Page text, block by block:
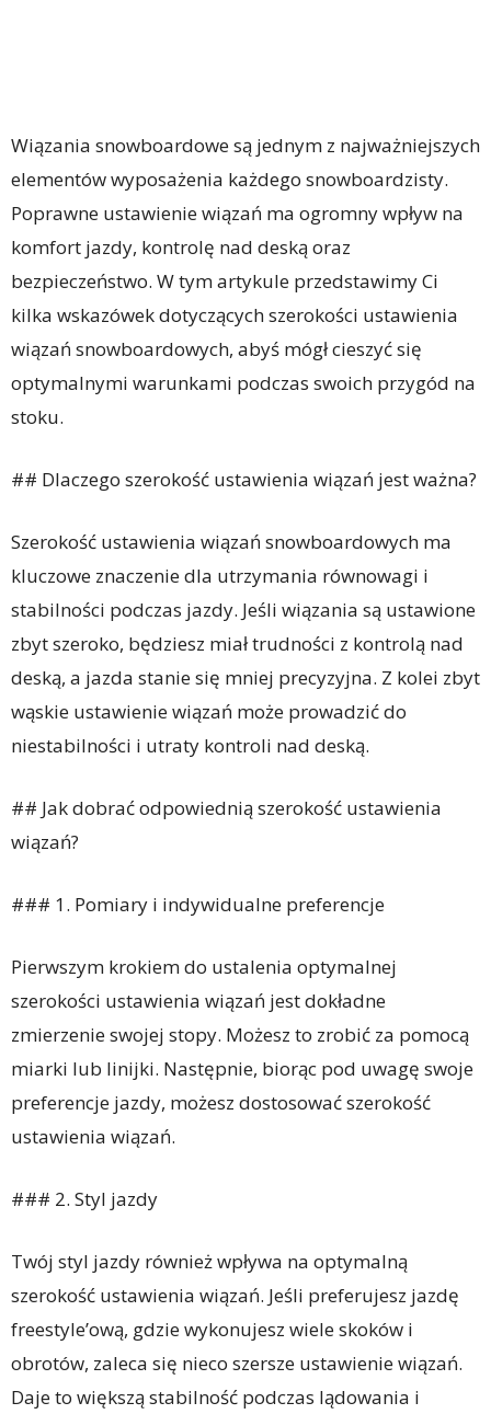
Wiązania snowboardowe są jednym z najważniejszych
elementów wyposażenia każdego snowboardzisty.
Poprawne ustawienie wiązań ma ogromny wpływ na
komfort jazdy, kontrolę nad deską oraz
bezpieczeństwo. W tym artykule przedstawimy Ci
kilka wskazówek dotyczących szerokości ustawienia
wiązań snowboardowych, abyś mógł cieszyć się
optymalnymi warunkami podczas swoich przygód na
stoku.
## Dlaczego szerokość ustawienia wiązań jest ważna?
Szerokość ustawienia wiązań snowboardowych ma
kluczowe znaczenie dla utrzymania równowagi i
stabilności podczas jazdy. Jeśli wiązania są ustawione
zbyt szeroko, będziesz miał trudności z kontrolą nad
deską, a jazda stanie się mniej precyzyjna. Z kolei zbyt
wąskie ustawienie wiązań może prowadzić do
niestabilności i utraty kontroli nad deską.
## Jak dobrać odpowiednią szerokość ustawienia
wiązań?
### 1. Pomiary i indywidualne preferencje
Pierwszym krokiem do ustalenia optymalnej
szerokości ustawienia wiązań jest dokładne
zmierzenie swojej stopy. Możesz to zrobić za pomocą
miarki lub linijki. Następnie, biorąc pod uwagę swoje
preferencje jazdy, możesz dostosować szerokość
ustawienia wiązań.
### 2. Styl jazdy
Twój styl jazdy również wpływa na optymalną
szerokość ustawienia wiązań. Jeśli preferujesz jazdę
freestyle’ową, gdzie wykonujesz wiele skoków i
obrotów, zaleca się nieco szersze ustawienie wiązań.
Daje to większą stabilność podczas lądowania i